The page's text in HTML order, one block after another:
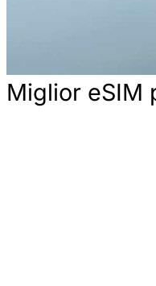
Miglior eSIM